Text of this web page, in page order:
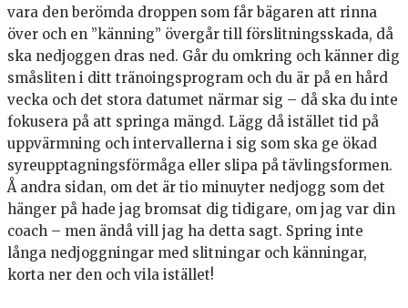
vara den berömda droppen som får bägaren att rinna
över och en ”känning” övergår till förslitningsskada, då
ska nedjoggen dras ned. Går du omkring och känner dig
småsliten i ditt tränoingsprogram och du är på en hård
vecka och det stora datumet närmar sig – då ska du inte
fokusera på att springa mängd. Lägg då istället tid på
uppvärmning och intervallerna i sig som ska ge ökad
syreupptagningsförmåga eller slipa på tävlingsformen.
Å andra sidan, om det är tio minuyter nedjogg som det
hänger på hade jag bromsat dig tidigare, om jag var din
coach – men ändå vill jag ha detta sagt. Spring inte
långa nedjoggningar med slitningar och känningar,
korta ner den och vila istället!